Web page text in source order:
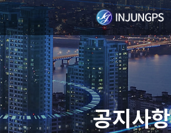
공지사항